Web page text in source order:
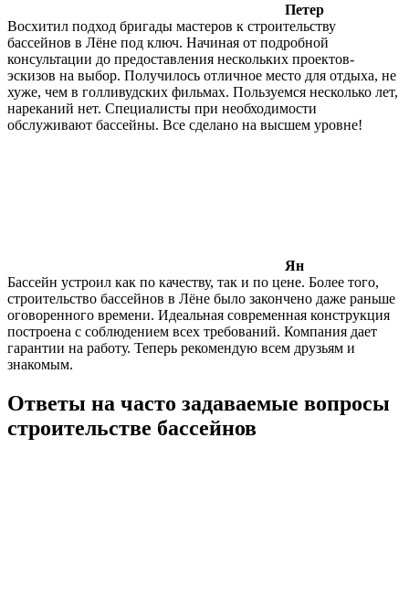
Петер
Восхитил подход бригады мастеров к строительству
бассейнов в Лёне под ключ. Начиная от подробной
консультации до предоставления нескольких проектов-
эскизов на выбор. Получилось отличное место для отдыха, не
хуже, чем в голливудских фильмах. Пользуемся несколько лет,
нареканий нет. Специалисты при необходимости
обслуживают бассейны. Все сделано на высшем уровне!
Ян
Бассейн устроил как по качеству, так и по цене. Более того,
строительство бассейнов в Лёне было закончено даже раньше
оговоренного времени. Идеальная современная конструкция
построена с соблюдением всех требований. Компания дает
гарантии на работу. Теперь рекомендую всем друзьям и
знакомым.
Ответы на часто задаваемые вопросы
строительстве бассейнов